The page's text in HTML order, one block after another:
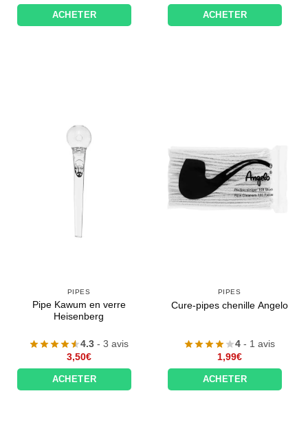
ACHETER ACHETER
PIPES
Pipe Kawum en verre
Heisenberg
4.3 - 3 avis
3,50€
ACHETER
PIPES
Cure-pipes chenille Angelo
4 - 1 avis
1,99€
ACHETER